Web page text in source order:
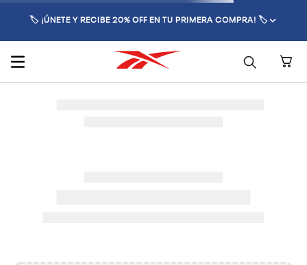
🏷️ ¡ÚNETE Y RECIBE 20% OFF EN TU PRIMERA COMPRA! 🏷️